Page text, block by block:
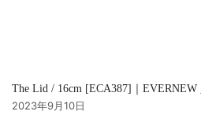
The Lid / 16cm [ECA387]｜EVERNEW
2023年9月10日